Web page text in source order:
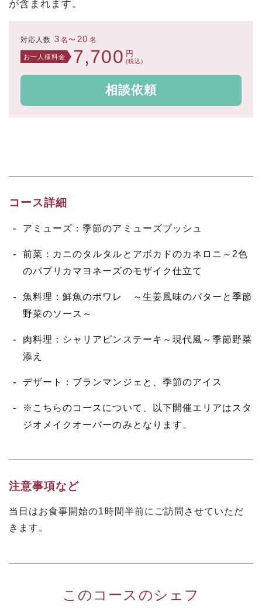
が含まれます。
対応人数 3 名〜 20 名
お一人様料金 7,700 円
(税込)
相談依頼
コース詳細
アミューズ：季節のアミューズブッシュ
前菜：カニのタルタルとアボカドのカネロニ～2色
のパプリカマヨネーズのモザイク仕立て
魚料理：鮮魚のポワレ ～生姜風味のバターと季節
野菜のソース～
肉料理：シャリアピンステーキ～現代風～季節野菜
添え
デザート：ブランマンジェと、季節のアイス
※こちらのコースについて、以下開催エリアはスタ
ジオメイクオーバーのみとなります。
注意事項など
当日はお食事開始の1時間半前にご訪問させていただ
きます。
このコースのシェフ